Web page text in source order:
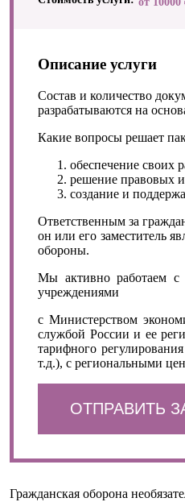
Описание услуги
Состав и количество
разрабатываются на
Какие вопросы решает
обеспечение своих
решение правовых
создание и
Ответственным за
он или его заместитель
обороны.
Мы активно работаем с
учреждениями
с Министерством
службой России и ее
тарифного
т.д.), с региональными
ОТПРАВИТЬ
Гражданская оборона